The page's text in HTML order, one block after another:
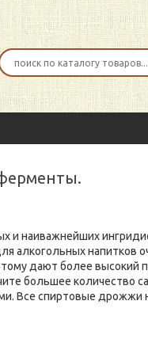
и наиважнейших
алкогольных напитков
дают более высокий
большее количество
Все спиртовые